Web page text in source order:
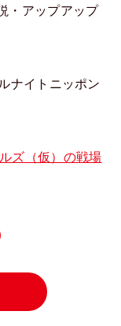
・アップアップ
ナイトニッポン
ズ（仮）の戦場